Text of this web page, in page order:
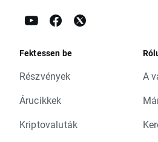
Fektessen be
Részvények
Árucikkek
Kriptovaluták
A